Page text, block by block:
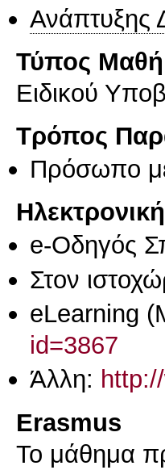
Ανάπτυξης
Τύπος
Ειδικού
Τρόπος
Πρόσωπο
e-Οδηγός
Στον
eLearning
id=3867
Άλλη:
Erasmus
Το μάθημα